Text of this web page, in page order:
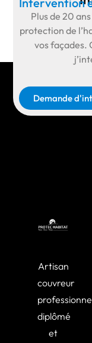
Plus de 20
protection de
vos façades.
Demande
Artisan
couvreur
diplômé
et